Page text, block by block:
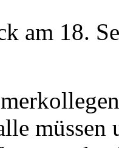
am 18.
müssen